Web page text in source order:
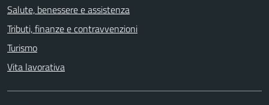
Salute, benessere e assistenza
Tributi, finanze e contravvenzioni
Turismo
Vita lavorativa